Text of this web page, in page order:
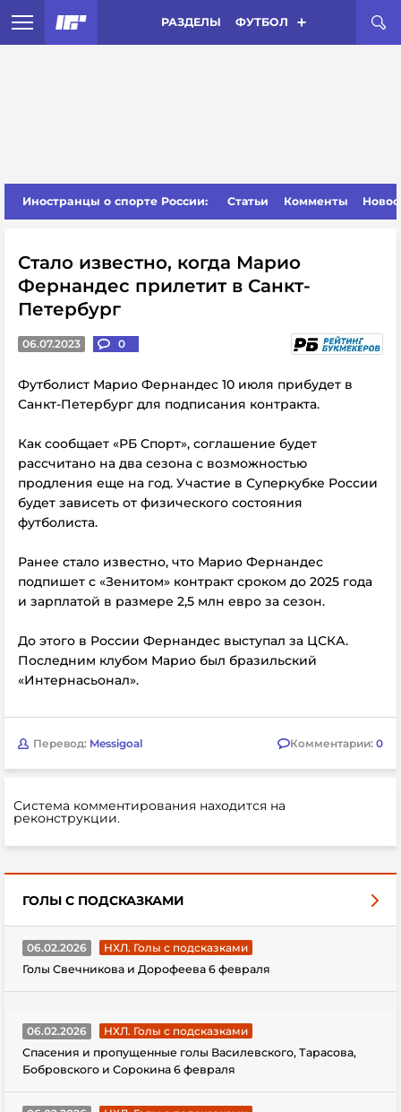
РАЗДЕЛЫ ФУТБОЛ
Иностранцы о спорте России: Статьи Комменты
Стало известно, когда Марио
Фернандес прилетит в Санкт-
Петербург
06.07.2023 0
Футболист Марио Фернандес 10 июля прибудет в
Санкт-Петербург для подписания контракта.
Как сообщает «РБ Спорт», соглашение будет
рассчитано на два сезона с возможностью
продления еще на год. Участие в Суперкубке России
будет зависеть от физического состояния
футболиста.
Ранее стало известно, что Марио Фернандес
подпишет с «Зенитом» контракт сроком до 2025 года
и зарплатой в размере 2,5 млн евро за сезон.
До этого в России Фернандес выступал за ЦСКА.
Последним клубом Марио был бразильский
«Интернасьонал».
Перевод: Messigoal Комментарии: 0
Система комментирования находится на
реконструкции.
ГОЛЫ С ПОДСКАЗКАМИ
06.02.2026
НХЛ. Голы с подсказками
Голы Свечникова и Дорофеева 6 февраля
06.02.2026
НХЛ. Голы с подсказками
Спасения и пропущенные голы Василевского, Тарасова,
Бобровского и Сорокина 6 февраля